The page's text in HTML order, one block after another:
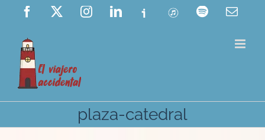
Saltar
contenido
Facebook InstagramLinkedIn
Ivoox ITunes Spotify
plaza-catedral